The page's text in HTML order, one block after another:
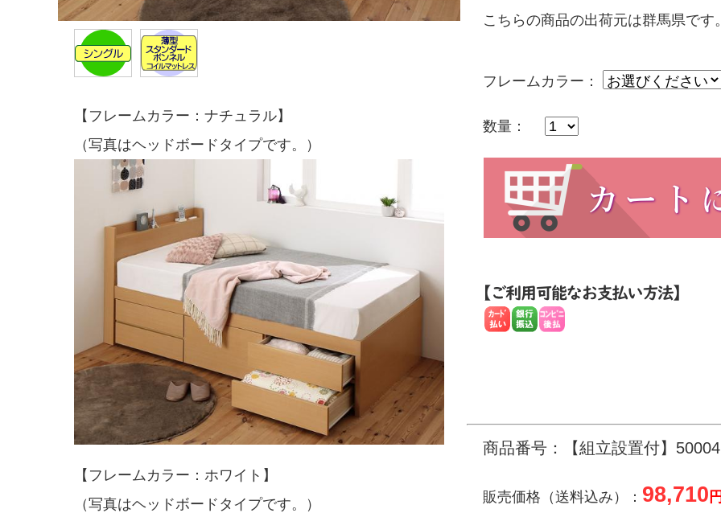
【フレームカラー：ナチュラル】
（写真はヘッドボードタイプです。）
【フレームカラー：ホワイト】
（写真はヘッドボードタイプです。）
こちらの商品の出荷元は群馬県です
フレームカラー：
数量：
商品番号：【組立設置付】
販売価格（送料込み）： 98,710